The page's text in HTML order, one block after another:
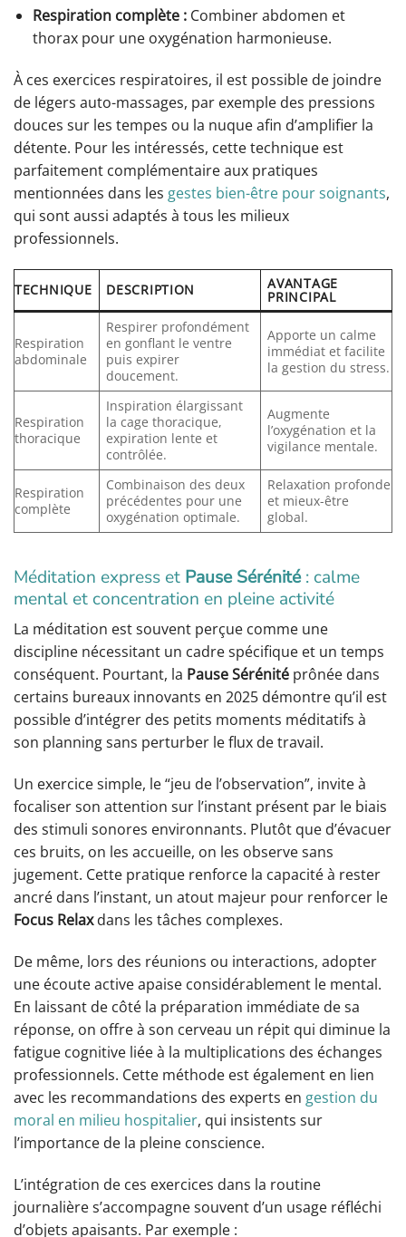
Respiration complète :Combiner abdomen et
thorax pour une oxygénation harmonieuse.
À ces exercices respiratoires, il est possible de joindre
de légers auto-massages, par exemple des pressions
douces sur les tempes ou la nuque afin d’amplifier la
détente. Pour les intéressés, cette technique est
parfaitement complémentaire aux pratiques
mentionnées dans les gestes bien-être pour soignants,
qui sont aussi adaptés à tous les milieux
professionnels.
TECHNIQUE DESCRIPTION AVANTAGE
PRINCIPAL
Respiration
abdominale
Respirer profondément
en gonflant le ventre
puis expirer
doucement.
Apporte un calme
immédiat et facilite
la gestion du stress.
Respiration
thoracique
Inspiration élargissant
la cage thoracique,
expiration lente et
contrôlée.
Augmente
l’oxygénation et la
vigilance mentale.
Respiration
complète
Combinaison des deux
précédentes pour une
oxygénation optimale.
Relaxation profonde
et mieux-être
global.
Méditation express et Pause Sérénité: calme
mental et concentration en pleine activité
La méditation est souvent perçue comme une
discipline nécessitant un cadre spécifique et un temps
conséquent. Pourtant, la Pause Sérénité prônée dans
certains bureaux innovants en 2025 démontre qu’il est
possible d’intégrer des petits moments méditatifs à
son planning sans perturber le flux de travail.
Un exercice simple, le “jeu de l’observation”, invite à
focaliser son attention sur l’instant présent par le biais
des stimuli sonores environnants. Plutôt que d’évacuer
ces bruits, on les accueille, on les observe sans
jugement. Cette pratique renforce la capacité à rester
ancré dans l’instant, un atout majeur pour renforcer le
Focus Relaxdans les tâches complexes.
De même, lors des réunions ou interactions, adopter
une écoute active apaise considérablement le mental.
En laissant de côté la préparation immédiate de sa
réponse, on offre à son cerveau un répit qui diminue la
fatigue cognitive liée à la multiplications des échanges
professionnels. Cette méthode est également en lien
avec les recommandations des experts en gestion du
moral en milieu hospitalier, qui insistents sur
l’importance de la pleine conscience.
L’intégration de ces exercices dans la routine
journalière s’accompagne souvent d’un usage réfléchi
d’objets apaisants. Par exemple :